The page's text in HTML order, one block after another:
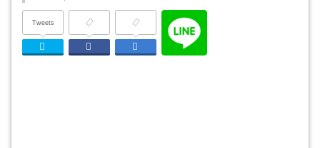
Tweets
Twitter Facebook はてなブックマーク